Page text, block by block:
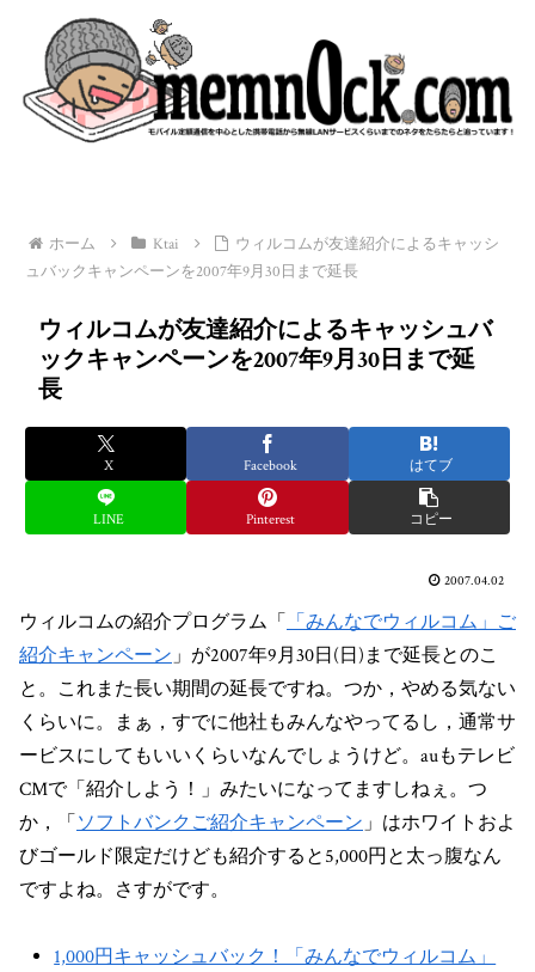
ホーム Ktai
ウィルコムが友達紹介によるキャッシ
ュバックキャンペーンを2007年9月30日まで延長
ウィルコムが友達紹介によるキャッシュバ
ックキャンペーンを2007年9月30日まで延
長
X Facebook はてブ
LINE Pinterest コピー
2007.04.02
ウィルコムの紹介プログラム「 「みんなでウィルコム」ご
紹介キャンペーン」が2007年9月30日(日)まで延長とのこ
と。これまた長い期間の延長ですね。つか，やめる気ない
くらいに。まぁ，すでに他社もみんなやってるし，通常サ
ービスにしてもいいくらいなんでしょうけど。auもテレビ
CMで「紹介しよう！」みたいになってますしねぇ。つ
か，「ソフトバンクご紹介キャンペーン」はホワイトおよ
びゴールド限定だけども紹介すると5,000円と太っ腹なん
ですよね。さすがです。
1,000円キャッシュバック！「みんなでウィルコム」